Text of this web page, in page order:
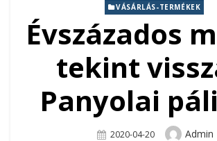
VÁSÁRLÁS-TERMÉKEK
Évszázados
tekint
Panyolai
Posted
2020-04-20 Author
Admin